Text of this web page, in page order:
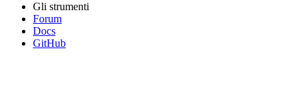
Gli strumenti
Forum
Docs
GitHub